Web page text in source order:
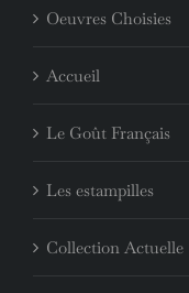
Oeuvres Choisies
Accueil
Le Goût Français
Les estampilles
Collection Actuelle